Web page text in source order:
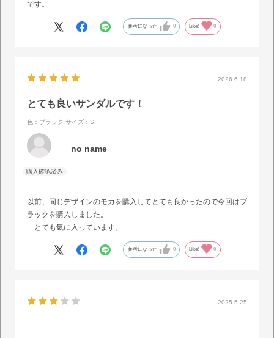
です。
参考になった 0 Like! 0
2026.6.18
とても良いサンダルです！
色：ブラック サイズ：S
no name
以前、同じデザインのモカを購入してとても良かったので今回はブ
ラックを購入しました。
とても気に入っています。
参考になった 0 Like! 0
2025.5.25